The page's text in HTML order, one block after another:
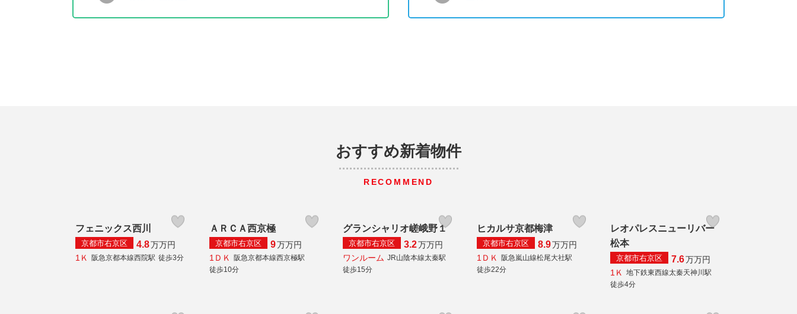
おすすめ新着物件
RECOMMEND
フェニックス西川
京都市右京区 4.8万万円
1Ｋ
阪急京都本線西院駅 徒歩3分
ＡＲＣＡ西京極
京都市右京区 9万万円
1ＤＫ
阪急京都本線西京極駅
徒歩10分
グランシャリオ嵯峨野１
京都市右京区 3.2万万円
ワンルーム JR山陰本線太秦駅
徒歩15分
ヒカルサ京都梅津
京都市右京区 8.9万万円
1ＤＫ
阪急嵐山線松尾大社駅
徒歩22分
レオパレスニューリバー
松本
京都市右京区 7.6万万円
1Ｋ
地下鉄東西線太秦天神川駅
徒歩4分